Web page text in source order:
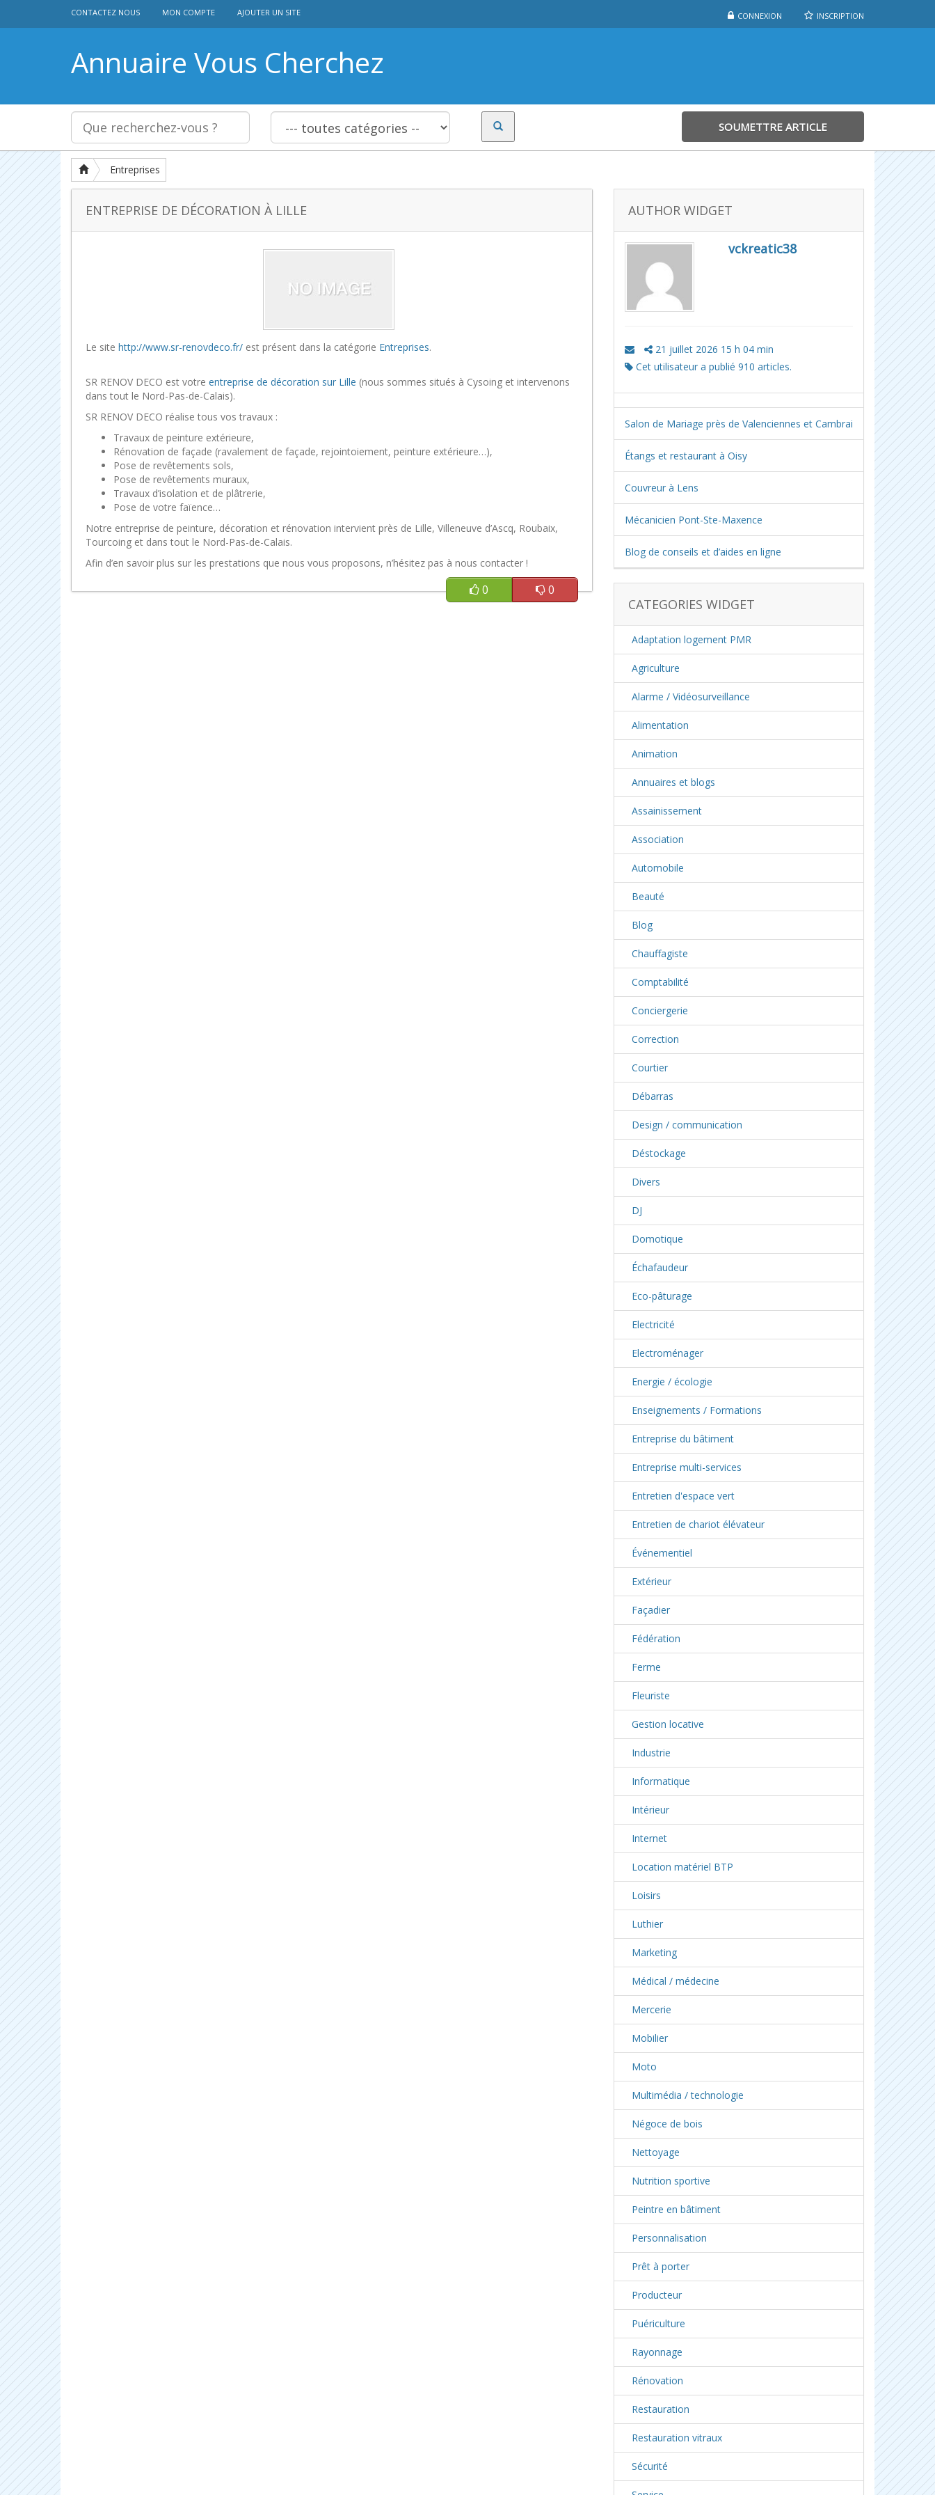
CONNEXION INSCRIPTION
CONTACTEZ NOUS MON COMPTE AJOUTER UN SITE
Annuaire Vous Cherchez
SOUMETTRE ARTICLE
Entreprises
ENTREPRISE DE DÉCORATION À LILLE
Le site http://www.sr-renovdeco.fr/ est présent dans la catégorie Entreprises.
SR RENOV DECO est votre entreprise de décoration sur Lille (nous sommes situés à Cysoing et intervenons
dans tout le Nord-Pas-de-Calais).
SR RENOV DECO réalise tous vos travaux :
Travaux de peinture extérieure,
Rénovation de façade (ravalement de façade, rejointoiement, peinture extérieure…),
Pose de revêtements sols,
Pose de revêtements muraux,
Travaux d’isolation et de plâtrerie,
Pose de votre faïence…
Notre entreprise de peinture, décoration et rénovation intervient près de Lille, Villeneuve d’Ascq, Roubaix,
Tourcoing et dans tout le Nord-Pas-de-Calais.
Afin d’en savoir plus sur les prestations que nous vous proposons, n’hésitez pas à nous contacter !
0 0
AUTHOR WIDGET
vckreatic38
21 juillet 2026 15 h 04 min
Cet utilisateur a publié 910 articles.
Salon de Mariage près de Valenciennes et Cambrai
Étangs et restaurant à Oisy
Couvreur à Lens
Mécanicien Pont-Ste-Maxence
Blog de conseils et d’aides en ligne
CATEGORIES WIDGET
Adaptation logement PMR
Agriculture
Alarme / Vidéosurveillance
Alimentation
Animation
Annuaires et blogs
Assainissement
Association
Automobile
Beauté
Blog
Chauffagiste
Comptabilité
Conciergerie
Correction
Courtier
Débarras
Design / communication
Déstockage
Divers
DJ
Domotique
Échafaudeur
Eco-pâturage
Electricité
Electroménager
Energie / écologie
Enseignements / Formations
Entreprise du bâtiment
Entreprise multi-services
Entretien d'espace vert
Entretien de chariot élévateur
Événementiel
Extérieur
Façadier
Fédération
Ferme
Fleuriste
Gestion locative
Industrie
Informatique
Intérieur
Internet
Location matériel BTP
Loisirs
Luthier
Marketing
Médical / médecine
Mercerie
Mobilier
Moto
Multimédia / technologie
Négoce de bois
Nettoyage
Nutrition sportive
Peintre en bâtiment
Personnalisation
Prêt à porter
Producteur
Puériculture
Rayonnage
Rénovation
Restauration
Restauration vitraux
Sécurité